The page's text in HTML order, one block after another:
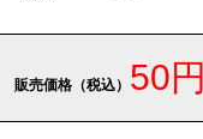
販売価格（税込） 50円